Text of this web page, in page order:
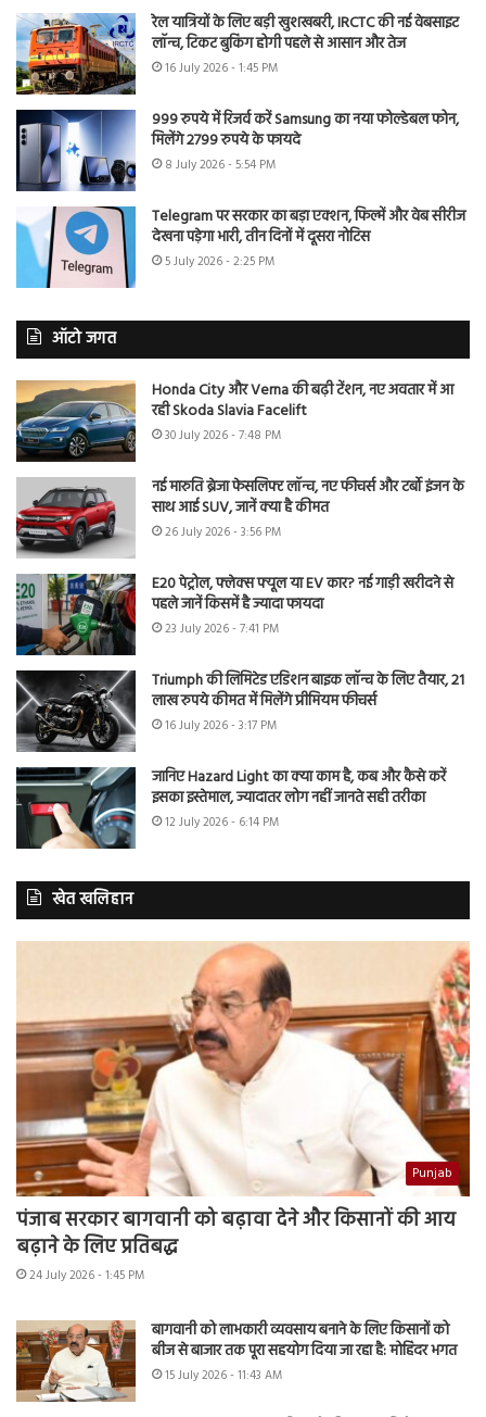
रेल यात्रियों के लिए बड़ी खुशखबरी, IRCTC की नई वेबसाइट
लॉन्च, टिकट बुकिंग होगी पहले से आसान और तेज
16 July 2026 - 1:45 PM
999 रुपये में रिजर्व करें Samsung का नया फोल्डेबल फोन,
मिलेंगे 2799 रुपये के फायदे
8 July 2026 - 5:54 PM
Telegram पर सरकार का बड़ा एक्शन, फिल्में और वेब सीरीज
देखना पड़ेगा भारी, तीन दिनों में दूसरा नोटिस
5 July 2026 - 2:25 PM
ऑटो जगत
Honda City और Verna की बढ़ी टेंशन, नए अवतार में आ
रही Skoda Slavia Facelift
30 July 2026 - 7:48 PM
नई मारुति ब्रेजा फेसलिफ्ट लॉन्च, नए फीचर्स और टर्बो इंजन के
साथ आई SUV, जानें क्या है कीमत
26 July 2026 - 3:56 PM
E20 पेट्रोल, फ्लेक्स फ्यूल या EV कार? नई गाड़ी खरीदने से
पहले जानें किसमें है ज्यादा फायदा
23 July 2026 - 7:41 PM
Triumph की लिमिटेड एडिशन बाइक लॉन्च के लिए तैयार, 21
लाख रुपये कीमत में मिलेंगे प्रीमियम फीचर्स
16 July 2026 - 3:17 PM
जानिए Hazard Light का क्या काम है, कब और कैसे करें
इसका इस्तेमाल, ज्यादातर लोग नहीं जानते सही तरीका
12 July 2026 - 6:14 PM
खेत खलिहान
Punjab
पंजाब सरकार बागवानी को बढ़ावा देने और किसानों की आय
बढ़ाने के लिए प्रतिबद्ध
24 July 2026 - 1:45 PM
बागवानी को लाभकारी व्यवसाय बनाने के लिए किसानों को
बीज से बाजार तक पूरा सहयोग दिया जा रहा है: मोहिंदर भगत
15 July 2026 - 11:43 AM